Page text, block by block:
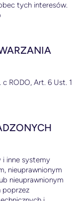
tych interesów.
RODO, Art. 6 Ust. 1
i inne systemy
nieuprawnionym
nieuprawnionym
poprzez